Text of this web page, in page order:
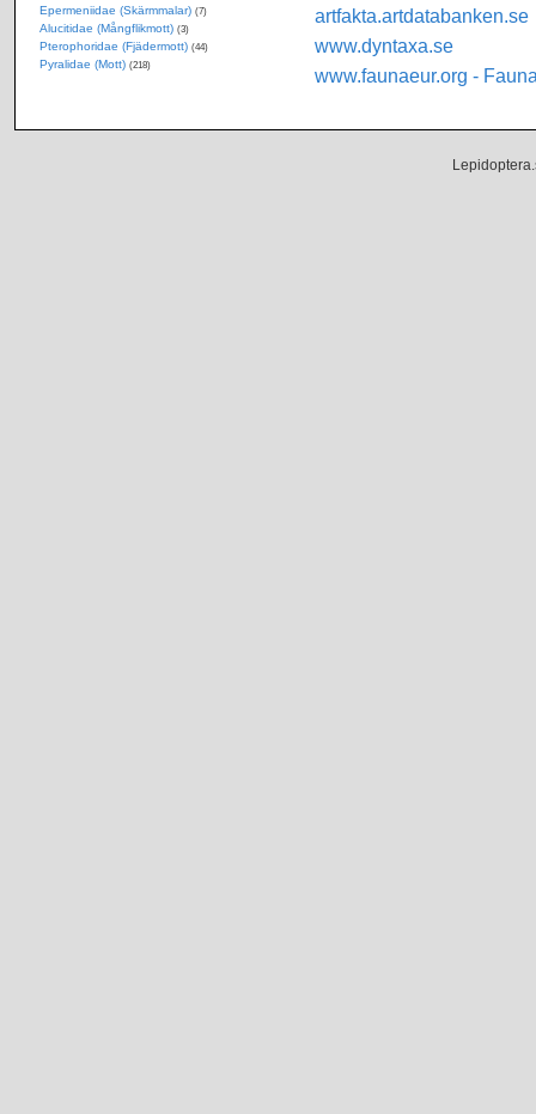
artfakta.artdatabanken.se
www.dyntaxa.se
www.faunaeur.org -
Epermeniidae (Skärmmalar) (7)
Alucitidae (Mångflikmott) (3)
Pterophoridae (Fjädermott) (44)
Pyralidae (Mott) (218)